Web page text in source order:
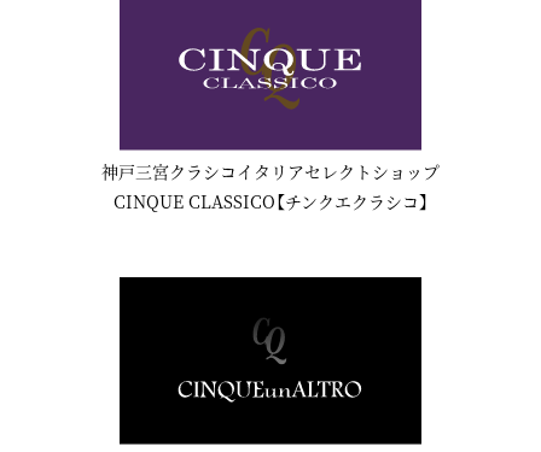
神戸三宮クラシコイタリアセレクトショップ
CINQUE CLASSICO【チンクエクラシコ】